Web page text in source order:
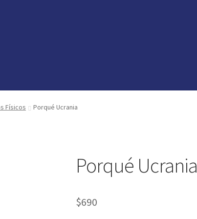
Físicos Porqué Ucrania
Porqué Ucrania
$690